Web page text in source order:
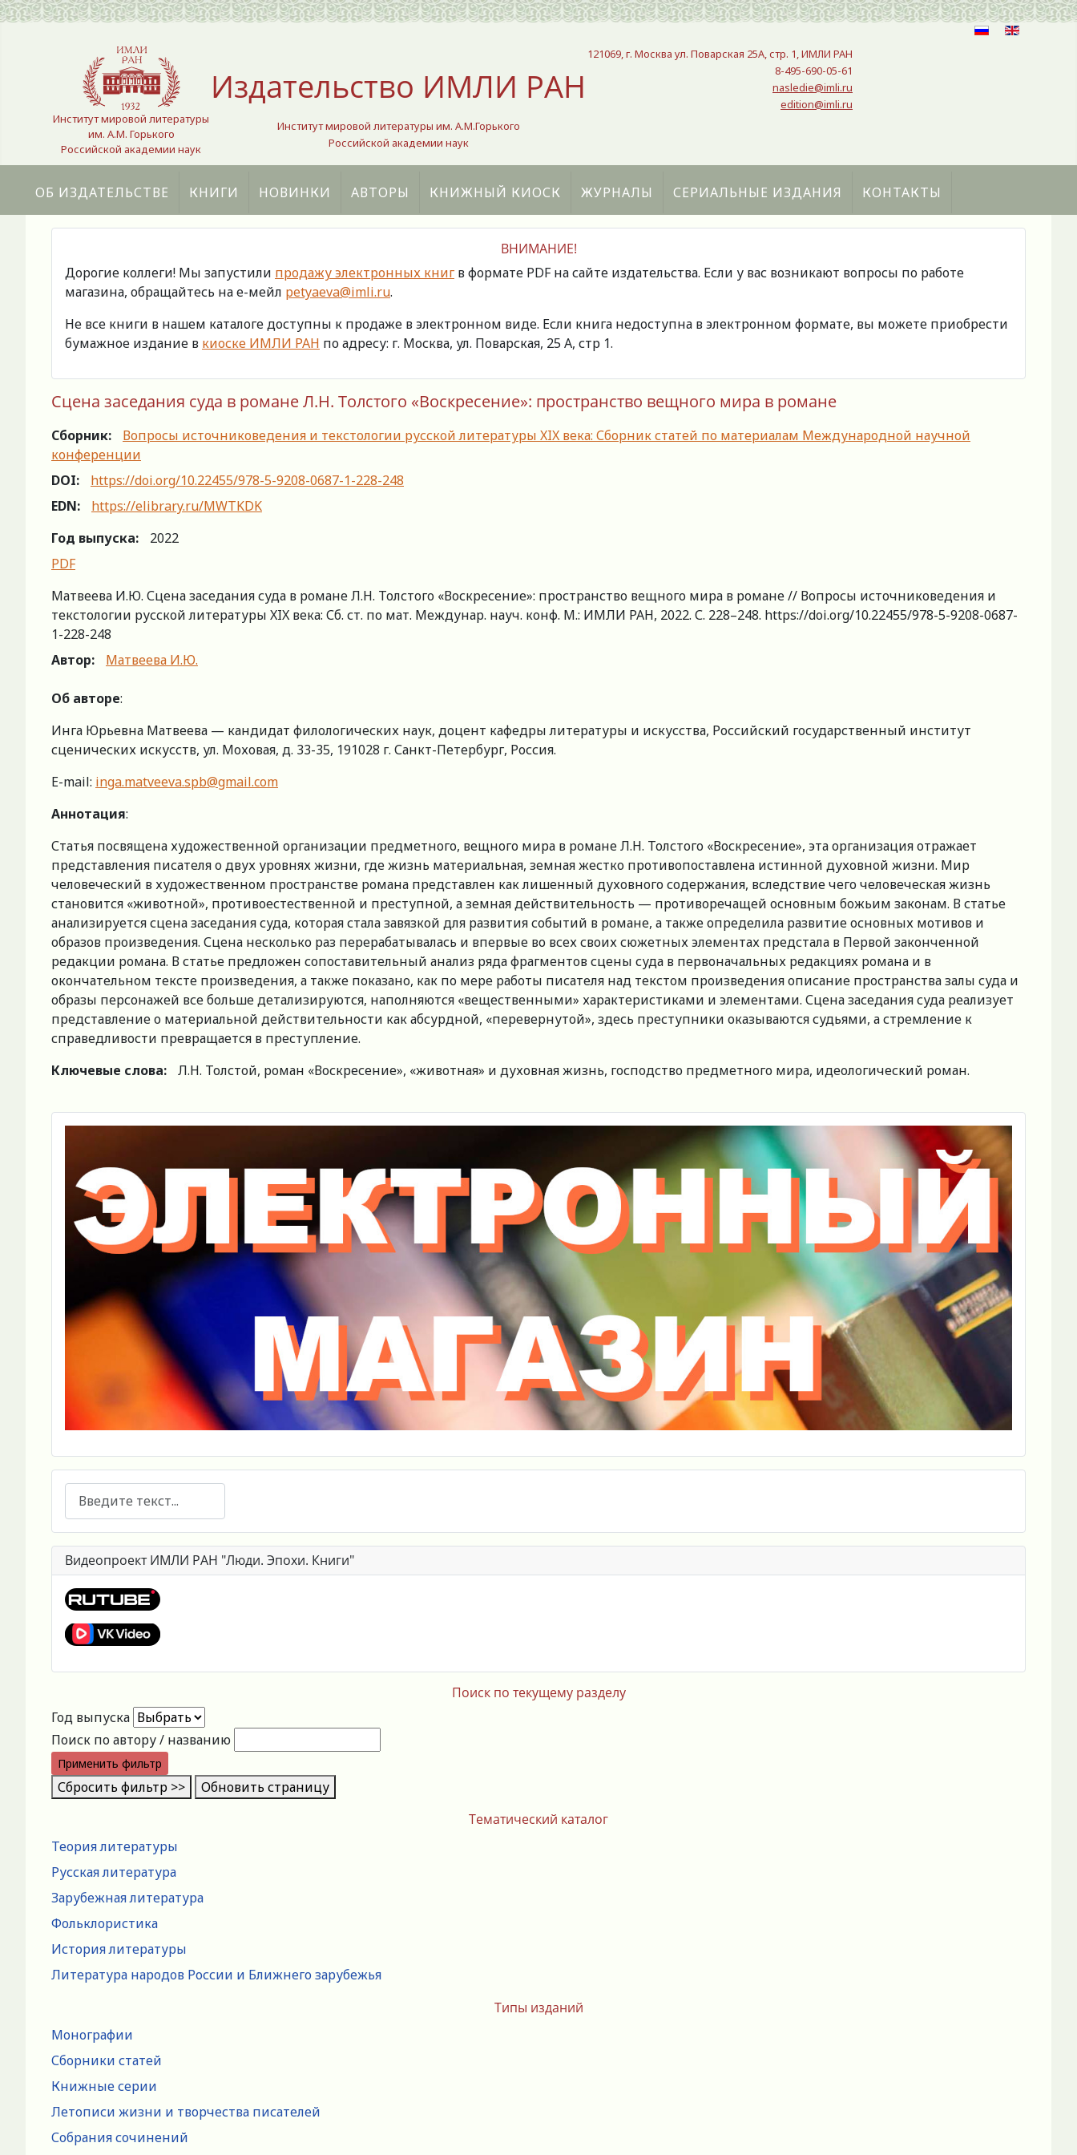
Выберите язык
Институт мировой литературы
им. А.М. Горького
Российской академии наук
Издательство ИМЛИ РАН
Институт мировой литературы им. А.М.Горького
Российской академии наук
121069, г. Москва ул. Поварская 25A, стр. 1, ИМЛИ РАН
8-495-690-05-61
nasledie@imli.ru
edition@imli.ru
ОБ ИЗДАТЕЛЬСТВЕ КНИГИ НОВИНКИ АВТОРЫ КНИЖНЫЙ КИОСК ЖУРНАЛЫ СЕРИАЛЬНЫЕ ИЗДАНИЯ КОНТАКТЫ
Тематический каталог
Теория литературы
Русская литература
Зарубежная литература
Фольклористика
История литературы
Литература народов России и Ближнего зарубежья
Типы изданий
Монографии
Сборники статей
Книжные серии
Летописи жизни и творчества писателей
Собрания сочинений
ВНИМАНИЕ!
Дорогие коллеги! Мы запустили продажу электронных книг в формате PDF на сайте издательства. Если у вас возникают вопросы по работе
магазина, обращайтесь на е-мейл petyaeva@imli.ru.
Не все книги в нашем каталоге доступны к продаже в электронном виде. Если книга недоступна в электронном формате, вы можете приобрести
бумажное издание в киоске ИМЛИ РАН по адресу: г. Москва, ул. Поварская, 25 А, стр 1.
Сцена заседания суда в романе Л.Н. Толстого «Воскресение»: пространство вещного мира в романе
Сборник:
Вопросы источниковедения и текстологии русской литературы XIX века: Сборник статей по материалам Международной научной
конференции
DOI:
https://doi.org/10.22455/978-5-9208-0687-1-228-248
EDN:
https://elibrary.ru/MWTKDK
Год выпуска:
2022
PDF
Матвеева И.Ю. Сцена заседания суда в романе Л.Н. Толстого «Воскресение»: пространство вещного мира в романе // Вопросы источниковедения и
текстологии русской литературы XIX века: Сб. ст. по мат. Междунар. науч. конф. М.: ИМЛИ РАН, 2022. С. 228–248. https://doi.org/10.22455/978-5-9208-0687-
1-228-248
Автор:
Матвеева И.Ю.
Об авторе:
Инга Юрьевна Матвеева — кандидат филологических наук, доцент кафедры литературы и искусства, Российский государственный институт
сценических искусств, ул. Моховая, д. 33-35, 191028 г. Санкт-Петербург, Россия.
E-mail: inga.matveeva.spb@gmail.com
Аннотация:
Статья посвящена художественной организации предметного, вещного мира в романе Л.Н. Толстого «Воскресение», эта организация отражает
представления писателя о двух уровнях жизни, где жизнь материальная, земная жестко противопоставлена истинной духовной жизни. Мир
человеческий в художественном пространстве романа представлен как лишенный духовного содержания, вследствие чего человеческая жизнь
становится «животной», противоестественной и преступной, а земная действительность — противоречащей основным божьим законам. В статье
анализируется сцена заседания суда, которая стала завязкой для развития событий в романе, а также определила развитие основных мотивов и
образов произведения. Сцена несколько раз перерабатывалась и впервые во всех своих сюжетных элементах предстала в Первой законченной
редакции романа. В статье предложен сопоставительный анализ ряда фрагментов сцены суда в первоначальных редакциях романа и в
окончательном тексте произведения, а также показано, как по мере работы писателя над текстом произведения описание пространства залы суда и
образы персонажей все больше детализируются, наполняются «вещественными» характеристиками и элементами. Сцена заседания суда реализует
представление о материальной действительности как абсурдной, «перевернутой», здесь преступники оказываются судьями, а стремление к
справедливости превращается в преступление.
Ключевые слова:
Л.Н. Толстой, роман «Воскресение», «животная» и духовная жизнь, господство предметного мира, идеологический роман.
Поиск
Видеопроект ИМЛИ РАН "Люди. Эпохи. Книги"
Поиск по текущему разделу
Год выпуска
Поиск по автору / названию
Применить фильтр
Сбросить фильтр >> Обновить страницу